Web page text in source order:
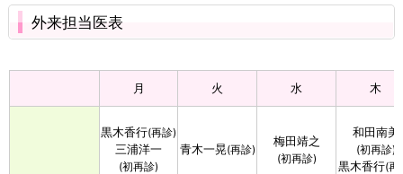
外来担当医表
月 火 水 木
黒木香行(再診)
三浦洋一
(初再診)
青木一晃(再診)
梅田靖之
(初再診)
和田南美
(初再診)
黒木香行(再